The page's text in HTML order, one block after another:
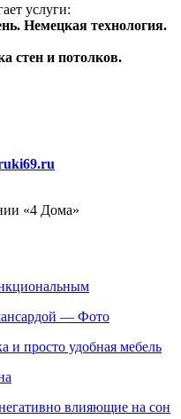
услуги:
Немецкая технология.
стен и потолков.
«4 Дома»
— Фото
и просто удобная мебель
влияющие на сон